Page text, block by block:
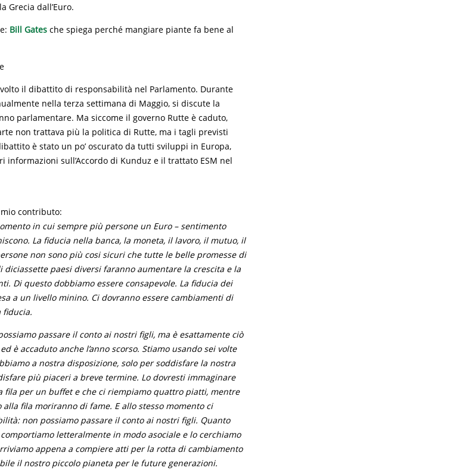
Grecia dall’Euro.
Bill Gates che spiega perché mangiare piante fa bene al
il dibattito di responsabilità nel Parlamento. Durante
nella terza settimana di Maggio, si discute la
parlamentare. Ma siccome il governo Rutte è caduto,
non trattava più la politica di Rutte, ma i tagli previsti
è stato un po’ oscurato da tutti sviluppi in Europa,
informazioni sull’Accordo di Kunduz e il trattato ESM nel
contributo:
in cui sempre più persone un Euro – sentimento
La fiducia nella banca, la moneta, il lavoro, il mutuo, il
non sono più cosi sicuri che tutte le belle promesse di
paesi diversi faranno aumentare la crescita e la
Di questo dobbiamo essere consapevole. La fiducia dei
a un livello minino. Ci dovranno essere cambiamenti di
passare il conto ai nostri figli, ma è esattamente ciò
è accaduto anche l’anno scorso. Stiamo usando sei volte
a nostra disposizione, solo per soddisfare la nostra
più piaceri a breve termine. Lo dovresti immaginare
fila per un buffet e che ci riempiamo quattro piatti, mentre
fila moriranno di fame. E allo stesso momento ci
non possiamo passare il conto ai nostri figli. Quanto
letteralmente in modo asociale e lo cerchiamo
appena a compiere atti per la rotta di cambiamento
il nostro piccolo pianeta per le future generazioni.